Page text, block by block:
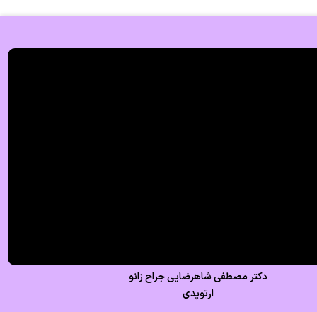
دکتر مصطفی شاهرضایی جراح زانو
ارتوپدی